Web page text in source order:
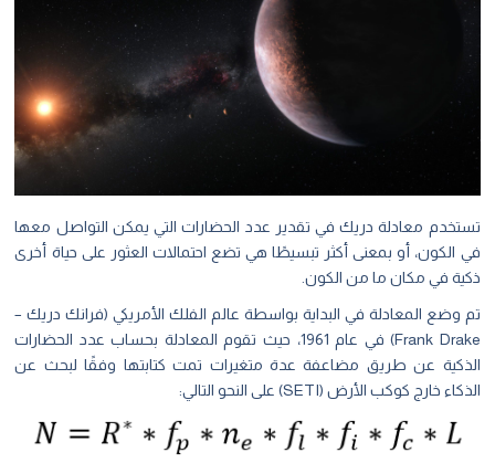
تستخدم معادلة دريك في تقدير عدد الحضارات التي يمكن التواصل معها
في الكون، أو بمعنى أكثر تبسيطًا هي تضع احتمالات العثور على حياة أخرى
ذكية في مكان ما من الكون.
تم وضع المعادلة في البداية بواسطة عالم الفلك الأمريكي (فرانك دريك –
Frank Drake) في عام 1961، حيث تقوم المعادلة بحساب عدد الحضارات
الذكية عن طريق مضاعفة عدة متغيرات تمت كتابتها وفقًا لبحث عن
الذكاء خارج كوكب الأرض (SETI) على النحو التالي: